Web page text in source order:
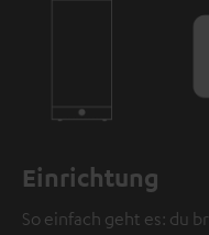
Einrichtung
So einfach geht es: du